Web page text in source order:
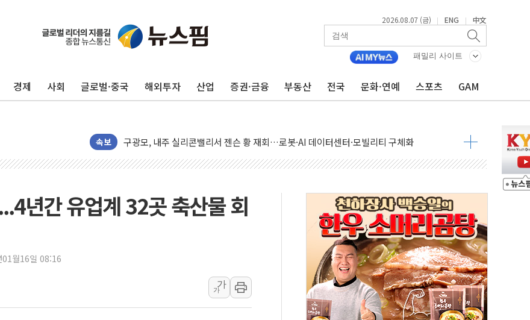
2026.08.07 (금) | ENG | 中文
패밀리 사이트
경제 사회 글로벌·중국 해외투자 산업 증권·금융 부동산 전국 문화·연예 스포츠 GAM
속보
유럽증시, 견조한 실적 소화하며 대부분 상승… "2분기 기업 순이익 21% 증가" 전망
뉴욕증시 개장 전 특징주...모더나·아이온큐·도어대시↑ VS 샌디스크·피그마·앱러빈↓
김정관 장관 "영업이익 N% 성과급 반대…상법·자본시장법 개정 논의"
청와대, 북한 단거리 탄도미사일 발사에 긴급 안보 점검회의
금값 7주 만에 최고…美 고용 둔화·호르무즈 재개방 기대에 강세
[인도증시] 중동 긴장 완화에 실적 호조까지, 상승...호실적 보고 기업 상승세 뚜렷
러, 1인칭시점 드론으로 우크라 민간인 '사파리' 공격… 시민들 공포감 극대화 전략
[베트남 증시] 지수 하락 속 'DGC' 임시 주총 기대감에 홀로 상한가…마진 잔액은 사상 최고
'월가의 황제' 다이먼 "금융시장 레버리지 위험수위…숨은 차입이 더 큰 변수"
양주 섬유염색공장서 화재 1명 중상…대응 1단계 진압 중
년간 유업계 32곳 축산물 회
01월16일 08:16
가
가